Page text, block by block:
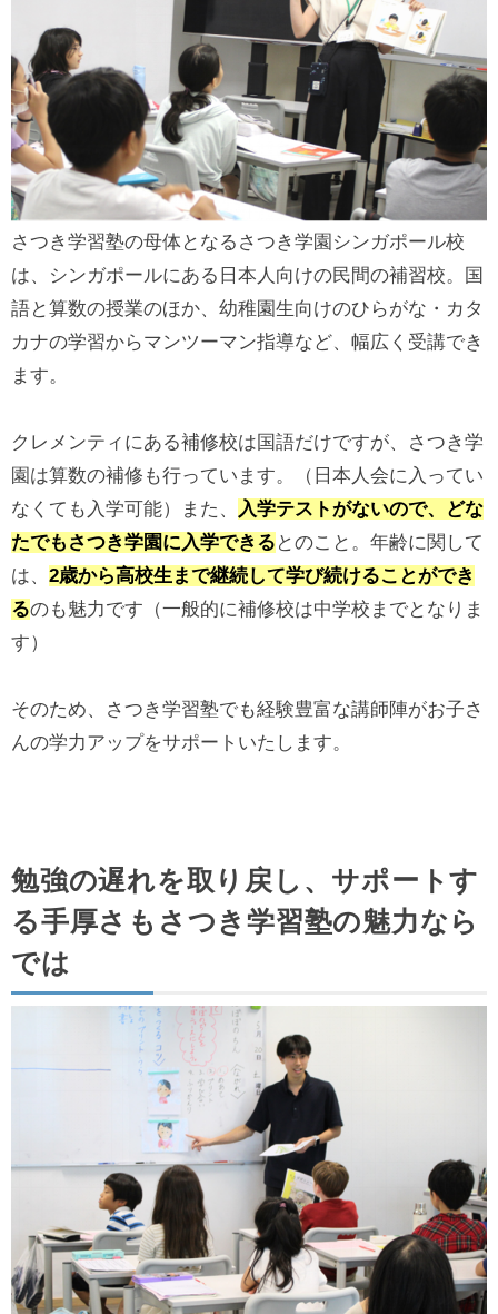
さつき学習塾の母体となるさつき学園シンガポール校
は、シンガポールにある日本人向けの民間の補習校。国
語と算数の授業のほか、幼稚園生向けのひらがな・カタ
カナの学習からマンツーマン指導など、幅広く受講でき
ます。
クレメンティにある補修校は国語だけですが、さつき学
園は算数の補修も行っています。（日本人会に入ってい
なくても入学可能）また、
入学テストがないので、どな
たでもさつき学園に入学できる とのこと。年齢に関して
は、 2歳から高校生まで継続して学び続けることができ
るのも魅力です（一般的に補修校は中学校までとなりま
す）
そのため、さつき学習塾でも経験豊富な講師陣がお子さ
んの学力アップをサポートいたします。
勉強の遅れを取り戻し、サポートす
る手厚さもさつき学習塾の魅力なら
では